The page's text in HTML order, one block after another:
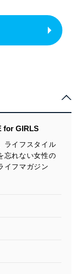
for GIRLS
ライフスタイル
忘れない女性の
イフマガジン